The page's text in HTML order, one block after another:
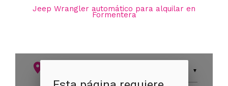
Jeep Wrangler automático para alquilar en
Formentera